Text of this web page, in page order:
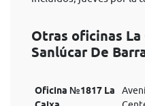
Otras oficinas La
Sanlúcar De
Oficina №1817 La